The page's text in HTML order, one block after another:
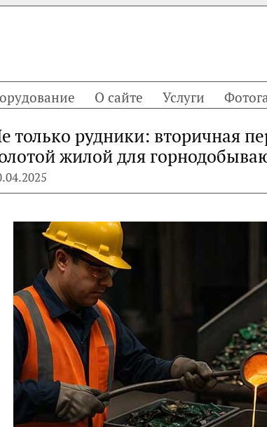
О сайте Услуги
только рудники: вторичная
жилой для